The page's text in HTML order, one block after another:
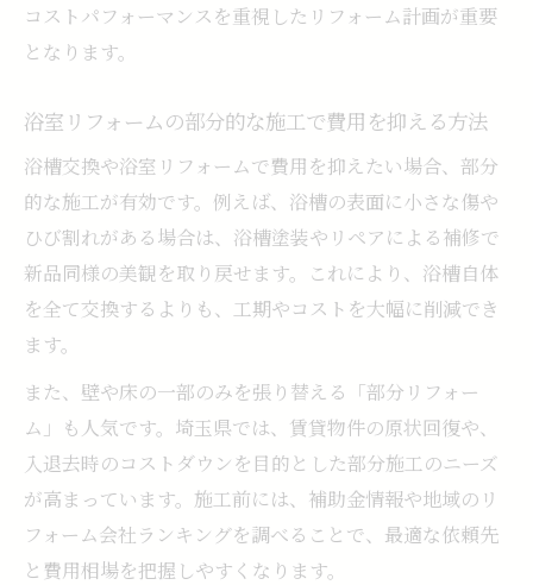
コストパフォーマンスを重視したリフォーム計画が重要
となります。
浴室リフォームの部分的な施工で費用を抑える方法
浴槽交換や浴室リフォームで費用を抑えたい場合、部分
的な施工が有効です。例えば、浴槽の表面に小さな傷や
ひび割れがある場合は、浴槽塗装やリペアによる補修で
新品同様の美観を取り戻せます。これにより、浴槽自体
を全て交換するよりも、工期やコストを大幅に削減でき
ます。
また、壁や床の一部のみを張り替える「部分リフォー
ム」も人気です。埼玉県では、賃貸物件の原状回復や、
入退去時のコストダウンを目的とした部分施工のニーズ
が高まっています。施工前には、補助金情報や地域のリ
フォーム会社ランキングを調べることで、最適な依頼先
と費用相場を把握しやすくなります。